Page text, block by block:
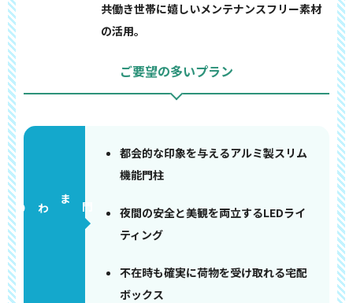
共働き世帯に嬉しいメンテナンスフリー素材
の活用。
ご要望の多いプラン
門まわり
都会的な印象を与えるアルミ製スリム
機能門柱
夜間の安全と美観を両立するLEDライ
ティング
不在時も確実に荷物を受け取れる宅配
ボックス